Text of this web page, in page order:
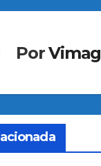
PorVimag